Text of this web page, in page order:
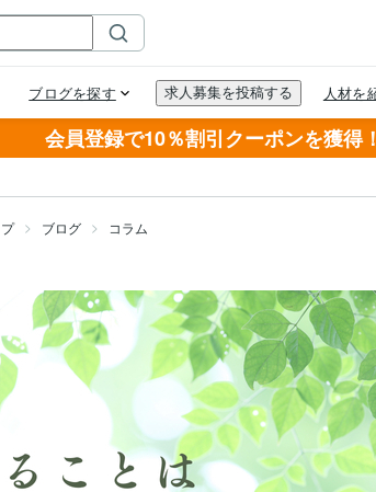
会員登録で10％割引クーポンを獲得！
ブログ コラム